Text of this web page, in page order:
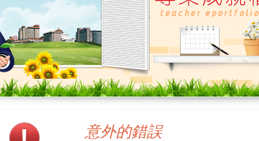
意外的錯誤